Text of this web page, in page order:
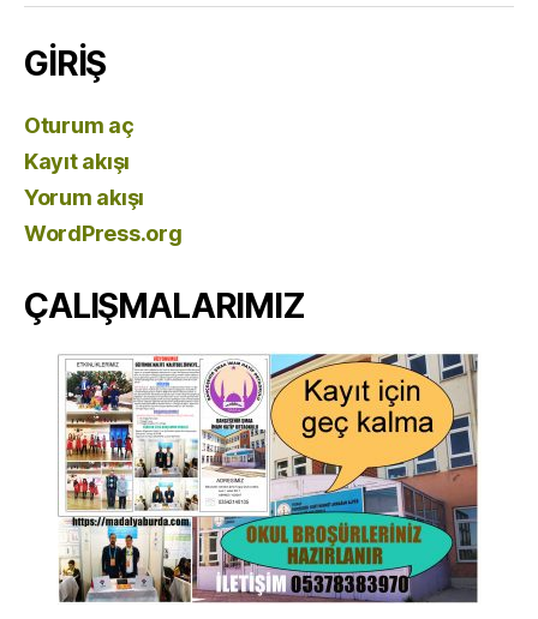
GİRİŞ
Oturum aç
Kayıt akışı
Yorum akışı
WordPress.org
ÇALIŞMALARIMIZ